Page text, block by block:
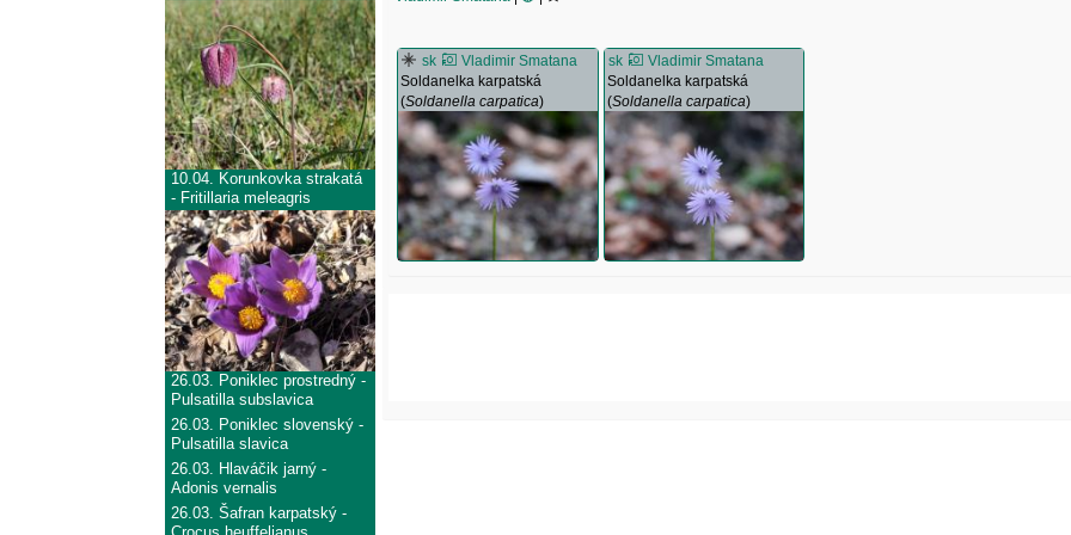
sk
Vladimir Smatana
Soldanelka karpatská
(Soldanella carpatica)
sk
Vladimir Smatana
Soldanelka karpatská
(Soldanella carpatica)
10.04.
Korunkovka strakatá
- Fritillaria meleagris
26.03.
Poniklec prostredný -
Pulsatilla subslavica
26.03.
Poniklec slovenský -
Pulsatilla slavica
26.03.
Hlaváčik jarný -
Adonis vernalis
26.03. Šafran karpatský -